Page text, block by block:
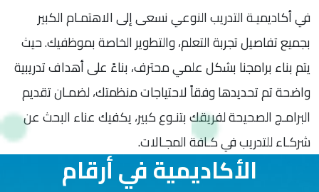
في أكاديميـة التدريب النوعي نسعى إلى الاهتمـام الكبير
بجميع تفاصيل تجربة التعلم، والتطوير الخاصة بموظفيك. حيث
يتم بناء برامجنا بشكل علمي محترف، بناءً على أهداف تدريبية
واضحة تم تحديدها وفقاً لاحتياجات منظمتك، لضمـان تقديم
البرامـج الصحيحة لفريقك بتنـوع كبير، يكفيك عناء البحث عن
شركـاء للتدريب في كـافة المجـالات.
الأكاديمية في أرقام